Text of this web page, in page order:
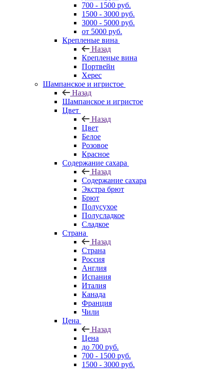
700 - 1500 руб.
1500 - 3000 руб.
3000 - 5000 руб.
от 5000 руб.
Крепленые вина
Назад
Крепленые вина
Портвейн
Херес
Шампанское и игристое
Назад
Шампанское и игристое
Цвет
Назад
Цвет
Белое
Розовое
Красное
Содержание сахара
Назад
Содержание сахара
Экстра брют
Брют
Полусухое
Полусладкое
Сладкое
Страна
Назад
Страна
Россия
Англия
Испания
Италия
Канада
Франция
Чили
Цена
Назад
Цена
до 700 руб.
700 - 1500 руб.
1500 - 3000 руб.